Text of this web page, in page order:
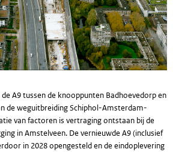
A9 tussen de knooppunten Badhoevedorp en
de weguitbreiding Schiphol-Amsterdam-
van factoren is vertraging ontstaan bij de
in Amstelveen. De vernieuwde A9 (inclusief
in 2028 opengesteld en de eindoplevering